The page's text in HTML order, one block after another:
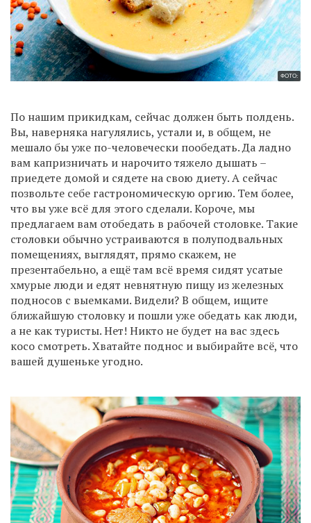
ФОТО:
По нашим прикидкам, сейчас должен быть полдень.
Вы, наверняка нагулялись, устали и, в общем, не
мешало бы уже по-человечески пообедать. Да ладно
вам капризничать и нарочито тяжело дышать –
приедете домой и сядете на свою диету. А сейчас
позвольте себе гастрономическую оргию. Тем более,
что вы уже всё для этого сделали. Короче, мы
предлагаем вам отобедать в рабочей столовке. Такие
столовки обычно устраиваются в полуподвальных
помещениях, выглядят, прямо скажем, не
презентабельно, а ещё там всё время сидят усатые
хмурые люди и едят невнятную пищу из железных
подносов с выемками. Видели? В общем, ищите
ближайшую столовку и пошли уже обедать как люди,
а не как туристы. Нет! Никто не будет на вас здесь
косо смотреть. Хватайте поднос и выбирайте всё, что
вашей душеньке угодно.